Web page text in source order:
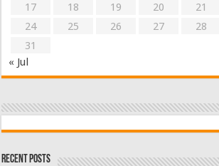
17
18 19 20 21
24
25 26 27 28
31
« Jul
Recent Posts